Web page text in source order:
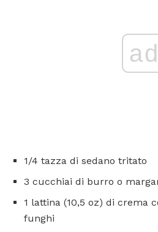
ad
1/4 tazza di sedano tritato
3 cucchiai di burro o
1 lattina (10,5 oz) di crema
funghi